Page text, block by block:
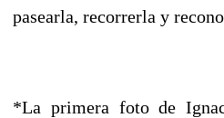
pasearla, recorrerla y
*La primera foto de